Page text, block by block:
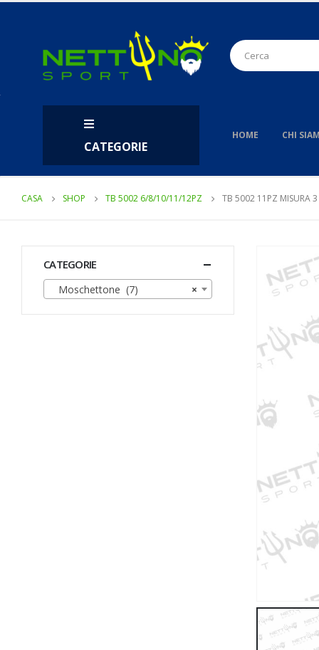
CATEGORIE
HOME CHI
CASA SHOP TB 5002 6/8/10/11/12PZ TB 5002 11PZ MISURA 3
CATEGORIE
×
Moschettone (7)